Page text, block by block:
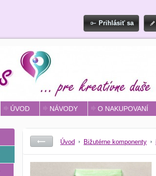
Prihlásiť sa
ÚVOD NÁVODY O NAKUPOVANÍ
Úvod Bižutérne komponenty